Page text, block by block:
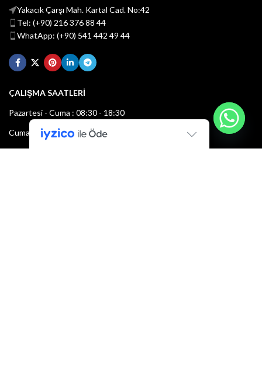
Yakacık Çarşı Mah. Kartal Cad. No:42
Tel: (+90) 216 376 88 44
WhatApp: (+90) 541 442 49 44
ÇALIŞMA SAATLERİ
Pazartesi - Cuma : 08:30 - 18:30
Cumartesi : 08:30 - 13:00